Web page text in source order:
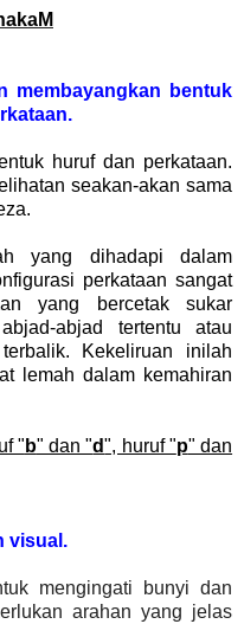
membayangkan bentuk
huruf dan perkataan.
seakan-akan sama
yang dihadapi dalam
perkataan sangat
yang bercetak sukar
abjad tertentu atau
Kekeliruan inilah
lemah dalam kemahiran
" b" dan "d", huruf "p" dan
visual.
mengingati bunyi dan
arahan yang jelas